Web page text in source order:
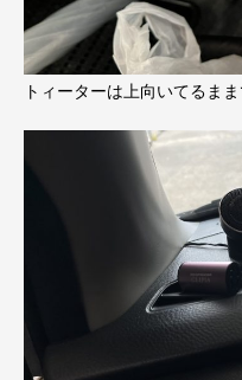
トィーターは上向いてるま